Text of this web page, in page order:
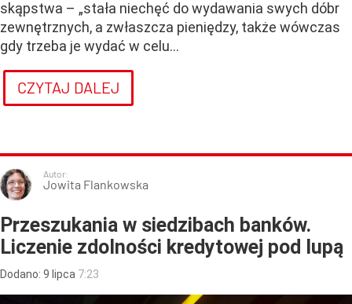
skąpstwa – „stała niechęć do wydawania swych dóbr
zewnętrznych, a zwłaszcza pieniędzy, także wówczas
gdy trzeba je wydać w celu...
CZYTAJ DALEJ
Autor:
Jowita Flankowska
Przeszukania w siedzibach banków.
Liczenie zdolności kredytowej pod lupą
Dodano: 9 lipca 7:23